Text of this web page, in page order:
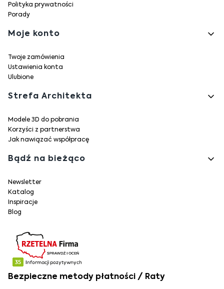
Polityka prywatności
Porady
Moje konto
Twoje zamówienia
Ustawienia konta
Ulubione
Strefa Architekta
Modele 3D do pobrania
Korzyści z partnerstwa
Jak nawiązać współpracę
Bądź na bieżąco
Newsletter
Katalog
Inspiracje
Blog
Bezpieczne metody płatności / Raty